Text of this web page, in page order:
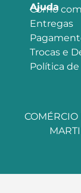
Ajuda
Como
Entregas
Trocas e
Política
COMÉRCIO